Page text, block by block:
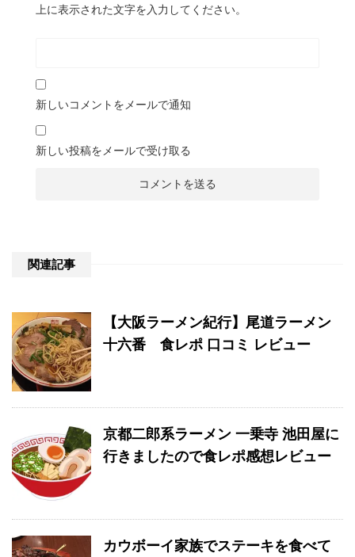
上に表示された文字を入力してください。
新しいコメントをメールで通知
新しい投稿をメールで受け取る
関連記事
【大阪ラーメン紀行】尾道ラーメン
十六番 食レポ 口コミ レビュー
京都二郎系ラーメン 一乗寺 池田屋に
行きましたので食レポ感想レビュー
カウボーイ家族でステーキを食べて